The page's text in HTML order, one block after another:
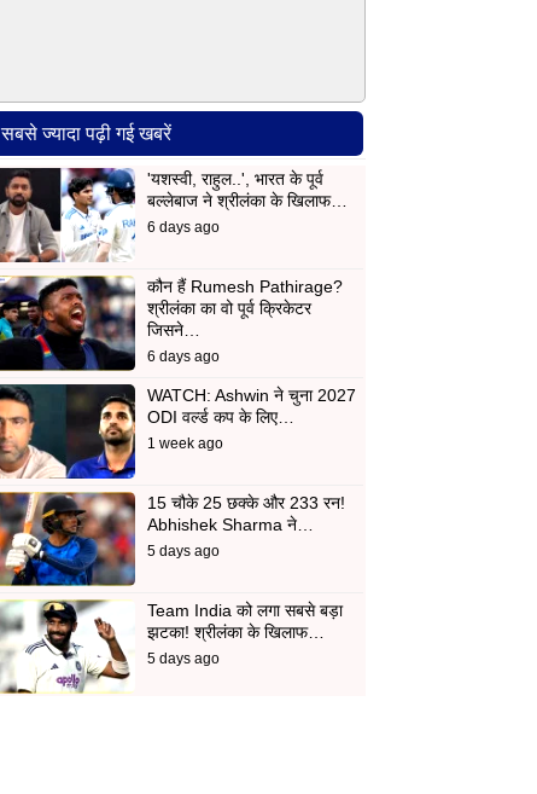
सबसे ज्यादा पढ़ी गई खबरें
'यशस्वी, राहुल..', भारत के पूर्व
बल्लेबाज ने श्रीलंका के खिलाफ…
6 days ago
कौन हैं Rumesh Pathirage?
श्रीलंका का वो पूर्व क्रिकेटर
जिसने…
6 days ago
WATCH: Ashwin ने चुना 2027
ODI वर्ल्ड कप के लिए…
1 week ago
15 चौके 25 छक्के और 233 रन!
Abhishek Sharma ने…
5 days ago
Team India को लगा सबसे बड़ा
झटका! श्रीलंका के खिलाफ…
5 days ago